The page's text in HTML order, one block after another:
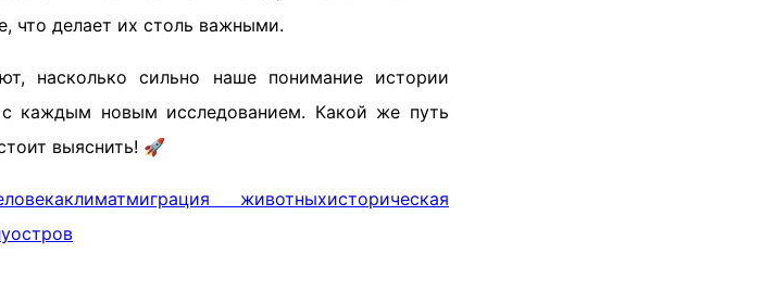
что делает их столь важными.
насколько сильно наше понимание истории
каждым новым исследованием. Какой же путь
выяснить! 🚀
климатмиграция животныхисторическая